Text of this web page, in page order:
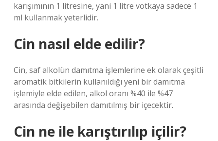
karışımının 1 litresine, yani 1 litre votkaya sadece 1
ml kullanmak yeterlidir.
Cin nasıl elde edilir?
Cin, saf alkolün damıtma işlemlerine ek olarak çeşitli
aromatik bitkilerin kullanıldığı yeni bir damıtma
işlemiyle elde edilen, alkol oranı %40 ile %47
arasında değişebilen damıtılmış bir içecektir.
Cin ne ile karıştırılıp içilir?